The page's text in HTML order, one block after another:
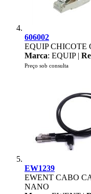
606002
EQUIP CHICOTE
Marca: EQUIP |
Preço sob consulta
EW1239
EWENT CABO
NANO